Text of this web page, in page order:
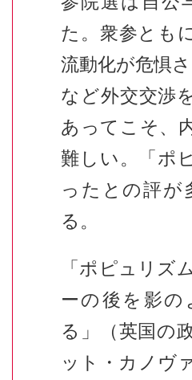
た。衆参とも
流動化が危惧
など外交交渉
あってこそ、
難しい。「ポ
ったとの評が
る。
「ポピュリズ
ーの後を影の
る」（英国の
ット・カノヴ